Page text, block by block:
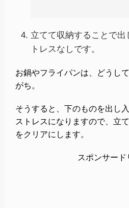
立てて収納することで出
トレスなしです。
お鍋やフライパンは、どうし
がち。
そうすると、下のものを出し
ストレスになりますので、立
をクリアにします。
スポンサード